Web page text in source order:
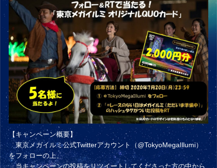
【キャンペーン概要】
東京メガイルミ公式Twitterアカウント（@TokyoMegaIllumi）
をフォローの上、
当キャンペーンの投稿をリツイートしてくださった⽅の中から